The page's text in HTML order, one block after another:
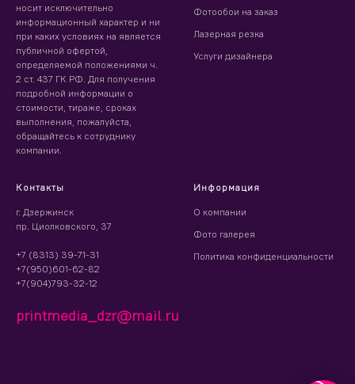
носит исключительно
информационный характер и ни
при каких условиях на является
публичной офертой,
определяемой положениями ч.
2 ст. 437 ГК РФ. Для получения
подробной информации о
стоимости, тираже, сроках
выполнения, пожалуйста,
обращайтесь к сотруднику
компании.
Фотообои на заказ
Лазерная резка
Услуги дизайнера
Контакты
г. Дзержинск
пр. Циолковского, 37
+7 (8313) 39-71-31
+7(950)601-62-82
+7(904)793-32-12
printmedia_dzr@mail.ru
Информация
О компании
Фото галерея
Политика конфиденциальности